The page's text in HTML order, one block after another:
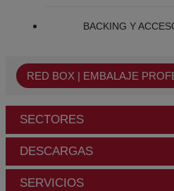
BACKING Y
RED BOX | EMBALAJE
SECTORES
DESCARGAS
SERVICIOS